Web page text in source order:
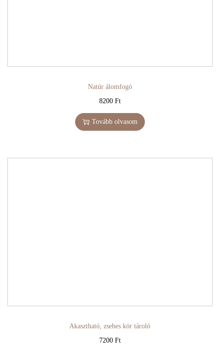
Natúr álomfogó
8200 Ft
Tovább olvasom
Akasztható, zsebes kör tároló
7200 Ft